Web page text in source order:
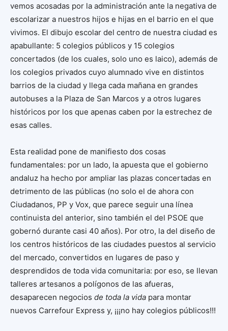
vemos acosadas por la administración ante la negativa de
escolarizar a nuestros hijos e hijas en el barrio en el que
vivimos. El dibujo escolar del centro de nuestra ciudad es
apabullante: 5 colegios públicos y 15 colegios
concertados (de los cuales, solo uno es laico), además de
los colegios privados cuyo alumnado vive en distintos
barrios de la ciudad y llega cada mañana en grandes
autobuses a la Plaza de San Marcos y a otros lugares
históricos por los que apenas caben por la estrechez de
esas calles.
Esta realidad pone de manifiesto dos cosas
fundamentales: por un lado, la apuesta que el gobierno
andaluz ha hecho por ampliar las plazas concertadas en
detrimento de las públicas (no solo el de ahora con
Ciudadanos, PP y Vox, que parece seguir una línea
continuista del anterior, sino también el del PSOE que
gobernó durante casi 40 años). Por otro, la del diseño de
los centros históricos de las ciudades puestos al servicio
del mercado, convertidos en lugares de paso y
desprendidos de toda vida comunitaria: por eso, se llevan
talleres artesanos a polígonos de las afueras,
desaparecen negocios de toda la vida para montar
nuevos Carrefour Express y, ¡¡¡no hay colegios públicos!!!